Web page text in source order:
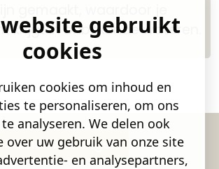
krijgt in onbekende wateren.
Samenwerkingen
website gebruikt
cookies
cookies om inhoud en
te personaliseren, om ons
analyseren. We delen ook
over uw gebruik van onze site
en analysepartners,